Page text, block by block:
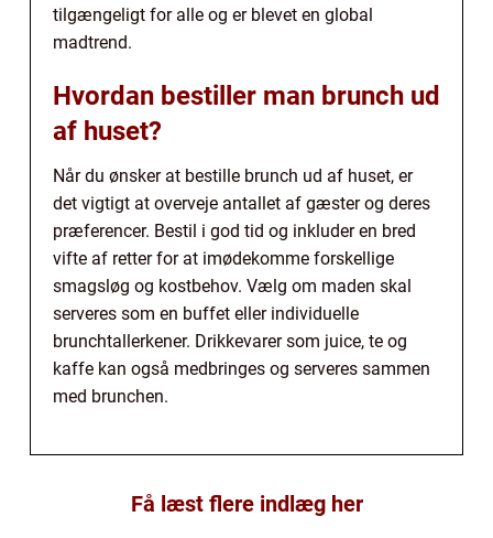
tilgængeligt for alle og er blevet en global
madtrend.
Hvordan bestiller man brunch ud
af huset?
Når du ønsker at bestille brunch ud af huset, er
det vigtigt at overveje antallet af gæster og deres
præferencer. Bestil i god tid og inkluder en bred
vifte af retter for at imødekomme forskellige
smagsløg og kostbehov. Vælg om maden skal
serveres som en buffet eller individuelle
brunchtallerkener. Drikkevarer som juice, te og
kaffe kan også medbringes og serveres sammen
med brunchen.
Få læst flere indlæg her